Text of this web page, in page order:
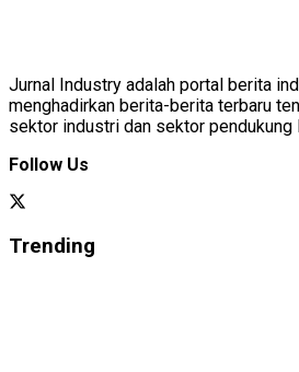
Jurnal Industry adalah portal berita
menghadirkan berita-berita terbaru
sektor industri dan sektor pendukung
Follow Us
Trending